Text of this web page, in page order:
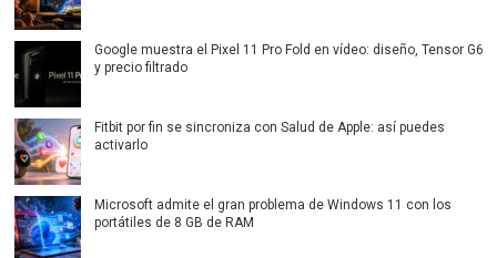
Google muestra el Pixel 11 Pro Fold en vídeo: diseño, Tensor G6
y precio filtrado
Fitbit por fin se sincroniza con Salud de Apple: así puedes
activarlo
Microsoft admite el gran problema de Windows 11 con los
portátiles de 8 GB de RAM